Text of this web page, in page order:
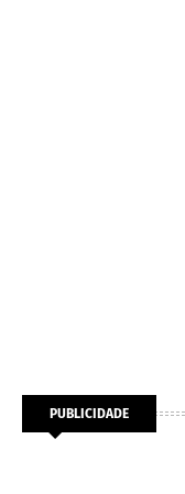
PUBLICIDADE